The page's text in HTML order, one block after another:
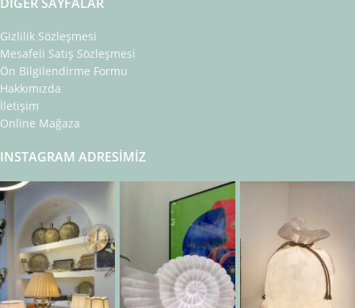
Gizlilik Sözleşmesi
Mesafeli Satış Sözleşmesi
Ön Bilgilendirme Formu
Hakkımızda
İletişim
Online Mağaza
INSTAGRAM ADRESIMIZ